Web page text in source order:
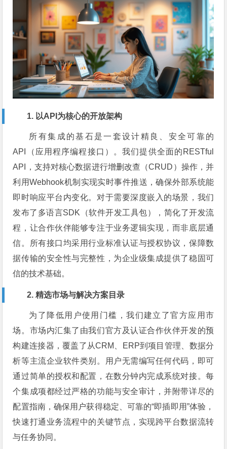
1. 以API为核心的开放架构
所有集成的基石是一套设计精良、安全可靠的
API（应用程序编程接口）。我们提供全面的RESTful
API，支持对核心数据进行增删改查（CRUD）操作，并
利用Webhook机制实现实时事件推送，确保外部系统能
即时响应平台内变化。对于需要深度嵌入的场景，我们
发布了多语言SDK（软件开发工具包），简化了开发流
程，让合作伙伴能够专注于业务逻辑实现，而非底层通
信。所有接口均采用行业标准认证与授权协议，保障数
据传输的安全性与完整性，为企业级集成提供了稳固可
信的技术基础。
2. 精选市场与解决方案目录
为了降低用户使用门槛，我们建立了官方应用市
场。市场内汇集了由我们官方及认证合作伙伴开发的预
构建连接器，覆盖了从CRM、ERP到项目管理、数据分
析等主流企业软件类别。用户无需编写任何代码，即可
通过简单的授权和配置，在数分钟内完成系统对接。每
个集成项都经过严格的功能与安全审计，并附带详尽的
配置指南，确保用户获得稳定、可靠的“即插即用”体验，
快速打通业务流程中的关键节点，实现跨平台数据流转
与任务协同。